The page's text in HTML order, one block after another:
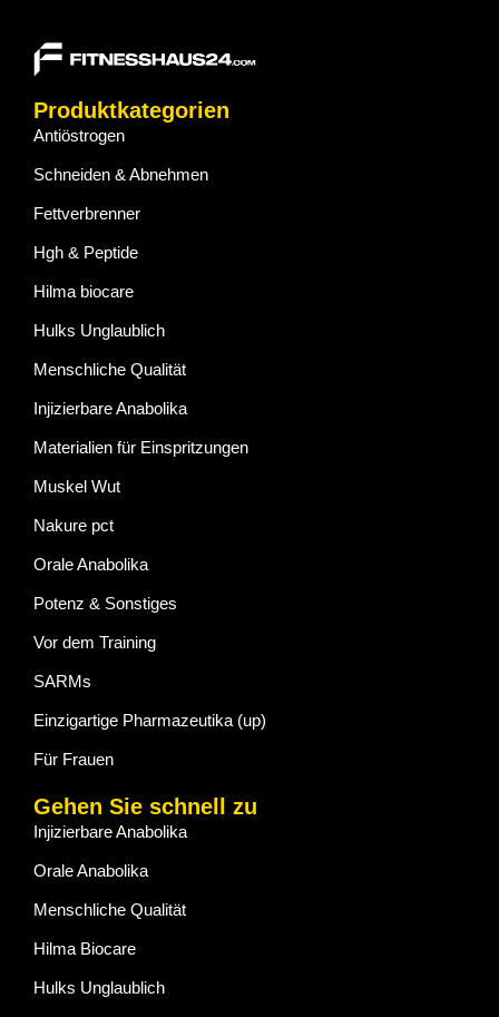
Produktkategorien
Antiöstrogen
Schneiden & Abnehmen
Fettverbrenner
Hgh & Peptide
Hilma biocare
Hulks Unglaublich
Menschliche Qualität
Injizierbare Anabolika
Materialien für Einspritzungen
Muskel Wut
Nakure pct
Orale Anabolika
Potenz & Sonstiges
Vor dem Training
SARMs
Einzigartige Pharmazeutika (up)
Für Frauen
Gehen Sie schnell zu
Injizierbare Anabolika
Orale Anabolika
Menschliche Qualität
Hilma Biocare
Hulks Unglaublich